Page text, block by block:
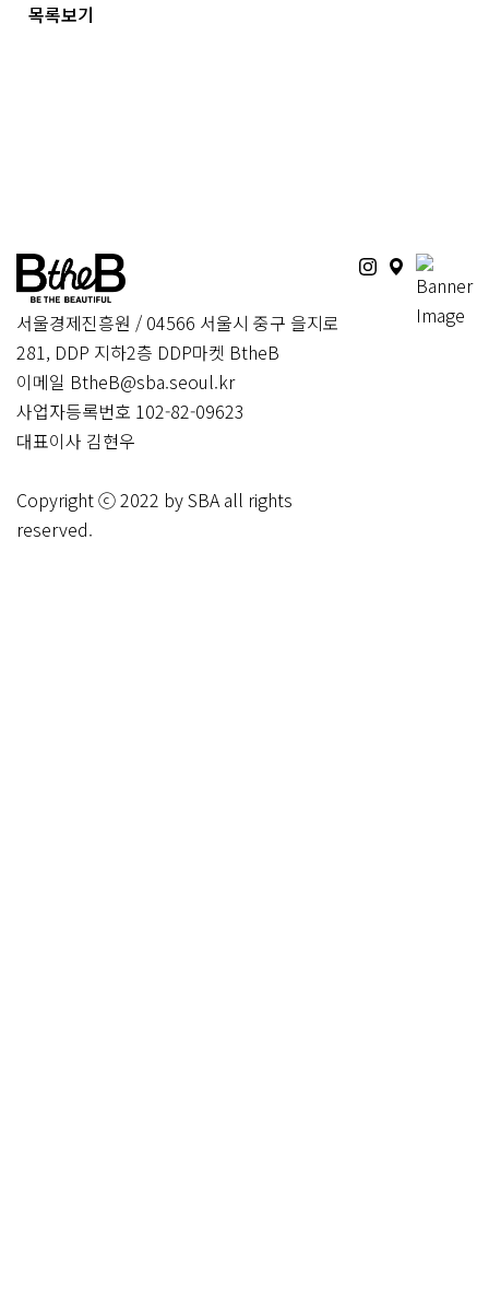
목록보기
서울경제진흥원 / 04566 서울시 중구 을지로
281, DDP 지하2층 DDP마켓 BtheB
이메일 BtheB@sba.seoul.kr
사업자등록번호 102-82-09623
대표이사 김현우
Copyright ⓒ 2022 by SBA all rights
reserved.